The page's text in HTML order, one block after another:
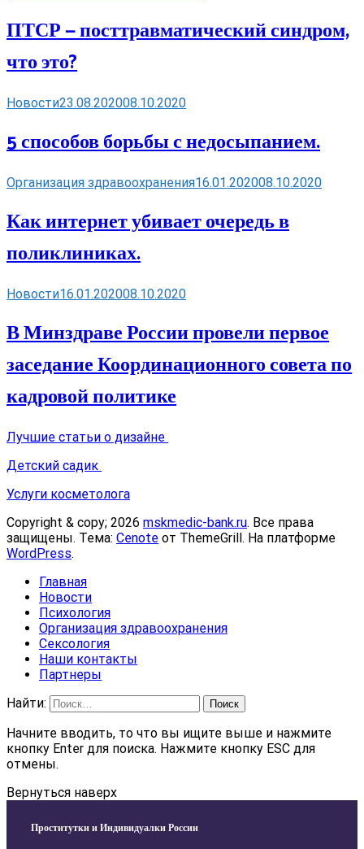
ПТСР — посттравматический синдром,
что это?
Новости23.08.202008.10.2020
5 способов борьбы с недосыпанием.
Организация здравоохранения16.01.202008.10.2020
Как интернет убивает очередь в
поликлиниках.
Новости16.01.202008.10.2020
В Минздраве России провели первое
заседание Координационного совета по
кадровой политике
Лучшие статьи о дизайне
Детский садик
Услуги косметолога
Copyright & copy; 2026 mskmedic-bank.ru. Все права
защищены. Тема: Cenote от ThemeGrill. На платформе
WordPress.
Главная
Новости
Психология
Организация здравоохранения
Сексология
Наши контакты
Партнеры
Найти:
Начните вводить, то что вы ищите выше и нажмите
кнопку Enter для поиска. Нажмите кнопку ESC для
отмены.
Вернуться наверх
Проститутки и Индивидуалки России